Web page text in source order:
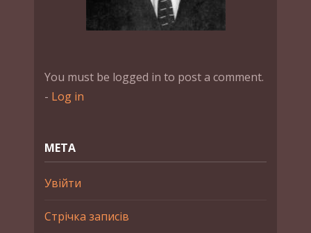
You must be logged in to post a comment.
- Log in
МЕТА
Увійти
Стрічка записів